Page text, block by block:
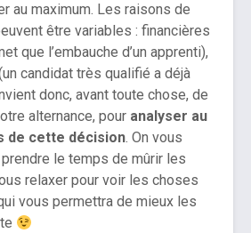
au maximum. Les raisons de
être variables : financières
que l’embauche d’un apprenti),
candidat très qualifié a déjà
donc, avant toute chose, de
alternance, pour analyser au
de cette décision. On vous
le temps de mûrir les
relaxer pour voir les choses
vous permettra de mieux les